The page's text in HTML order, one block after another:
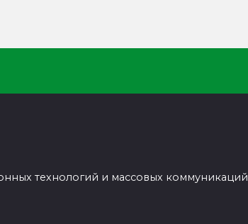
технологий и массовых коммуникаций